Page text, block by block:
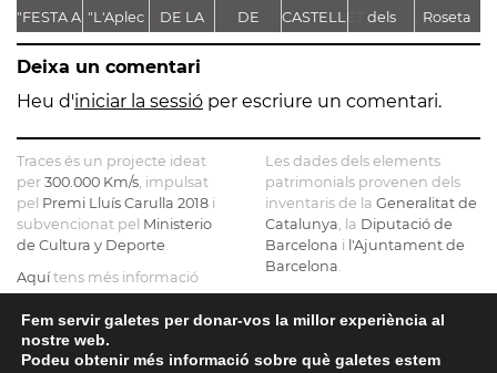
"FESTA A
CASTELLET"
"L'Aplec
d'Artés"
DE LA
TROBALLA
DE LA
MARE
CASTELLET
DE
LLEGENDES
AL CAMÍ
CASTELLET
dels
Pastorets
Roseta
de
o de
fem
borbons
a la
Deixa un comentari
Heu d'iniciar la sessió per escriure un comentari.
Traces és un projecte ideat
per 300.000 Km/s , impulsat
pel Premi Lluís Carulla 2018 i
subvencionat pel Ministerio
de Cultura y Deporte
Aquítens més informació
sobre el projecte
Si ens vols contactar pots fer-
ho a info@tracesmap.org
Les dades dels elements
patrimonials provenen dels
inventaris de la Generalitat de
Catalunya , la Diputació de
Barcelona i l'Ajuntament de
Barcelona
El mapa base ha estat
realitzat amb dades de la
, l'Institut Cartogràfic i
Fem servir galetes per donar-vos la millor experiència al
nostre web.
Podeu obtenir més informació sobre què galetes estem